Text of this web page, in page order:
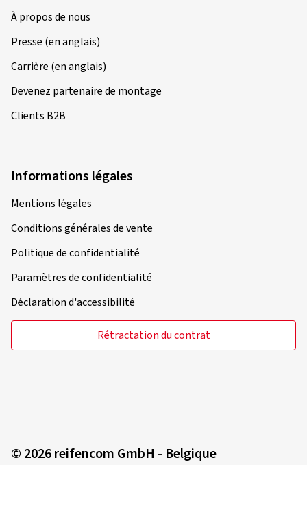
À propos de nous
Presse (en anglais)
Carrière (en anglais)
Devenez partenaire de montage
Clients B2B
Informations légales
Mentions légales
Conditions générales de vente
Politique de confidentialité
Paramètres de confidentialité
Déclaration d'accessibilité
Rétractation du contrat
© 2026 reifencom GmbH - Belgique